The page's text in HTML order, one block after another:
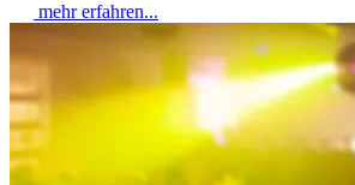
mehr erfahren...